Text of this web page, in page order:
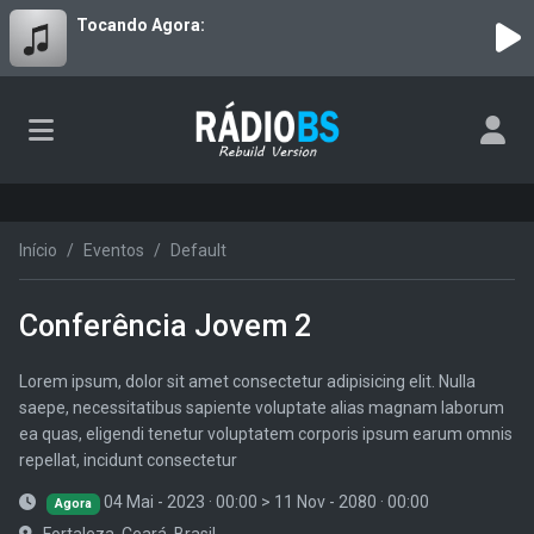
Tocando Agora:
Início Eventos Default
Conferência Jovem 2
Lorem ipsum, dolor sit amet consectetur adipisicing elit. Nulla
saepe, necessitatibus sapiente voluptate alias magnam laborum
ea quas, eligendi tenetur voluptatem corporis ipsum earum omnis
repellat, incidunt consectetur
Agora 04 Mai - 2023 · 00:00 > 11 Nov - 2080 · 00:00